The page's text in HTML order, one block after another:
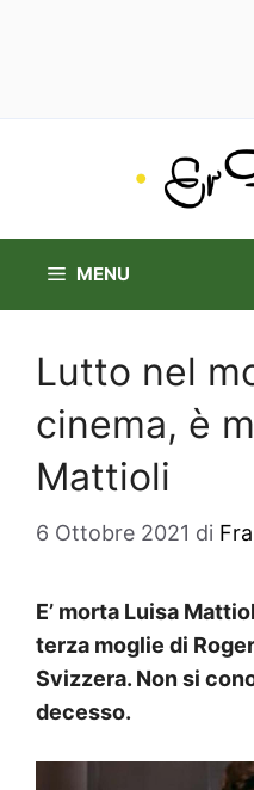
MENU
Lutto nel
cinema, è
Mattioli
6 Ottobre 2021 di
E’ morta Luisa
terza moglie di
Svizzera. Non si
decesso.